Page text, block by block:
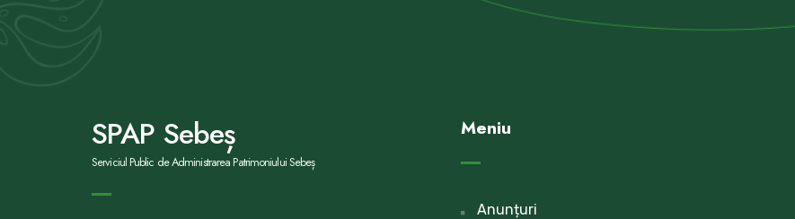
SPAP Sebeș
Serviciul Public de Administrarea Patrimoniului Sebeș
Meniu
Anunțuri